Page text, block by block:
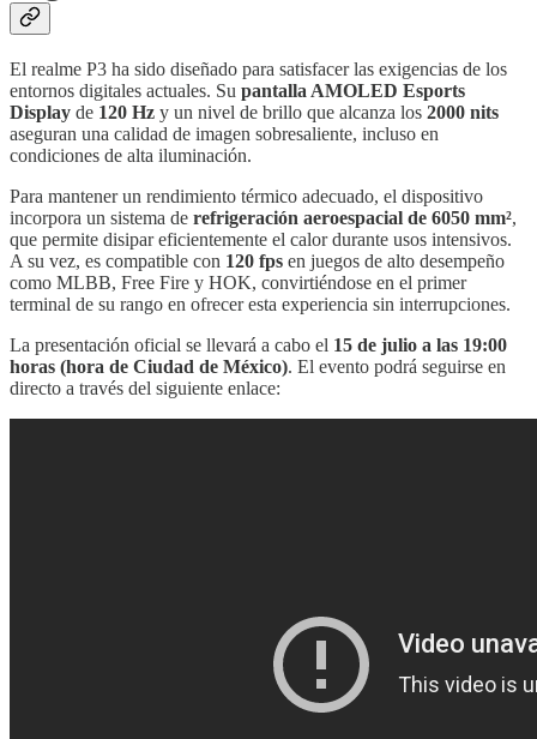
El realme P3 ha sido diseñado para satisfacer las exigencias de los
entornos digitales actuales. Su pantalla AMOLED Esports
Display de 120 Hz y un nivel de brillo que alcanza los 2000 nits
aseguran una calidad de imagen sobresaliente, incluso en
condiciones de alta iluminación.
Para mantener un rendimiento térmico adecuado, el dispositivo
incorpora un sistema de refrigeración aeroespacial de 6050 mm²,
que permite disipar eficientemente el calor durante usos intensivos.
A su vez, es compatible con 120 fps en juegos de alto desempeño
como MLBB, Free Fire y HOK, convirtiéndose en el primer
terminal de su rango en ofrecer esta experiencia sin interrupciones.
La presentación oficial se llevará a cabo el 15 de julio a las 19:00
horas (hora de Ciudad de México). El evento podrá seguirse en
directo a través del siguiente enlace: